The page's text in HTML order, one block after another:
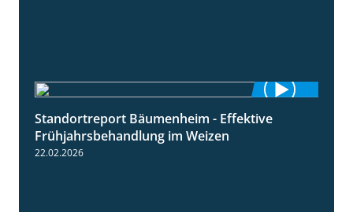
4:20
Standortreport Bäumenheim - Effektive
Frühjahrsbehandlung im Weizen
22.02.2026